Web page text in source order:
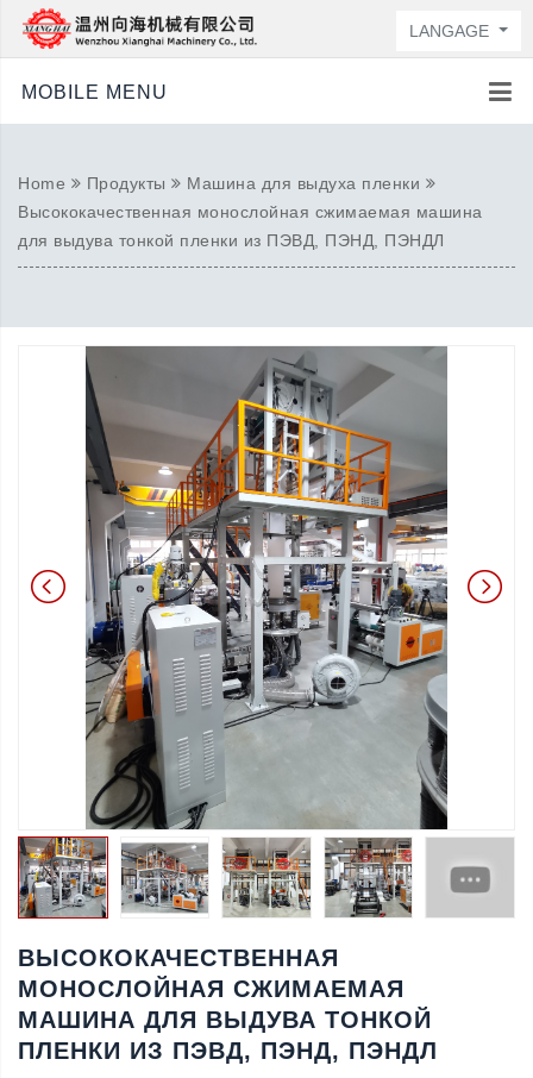
LANGAGE
MOBILE MENU
Home Продукты
Машина для выдуха пленки
Высококачественная монослойная сжимаемая машина
для выдува тонкой пленки из ПЭВД, ПЭНД, ПЭНДЛ
ВЫСОКОКАЧЕСТВЕННАЯ
МОНОСЛОЙНАЯ СЖИМАЕМАЯ
МАШИНА ДЛЯ ВЫДУВА ТОНКОЙ
ПЛЕНКИ ИЗ ПЭВД, ПЭНД, ПЭНДЛ